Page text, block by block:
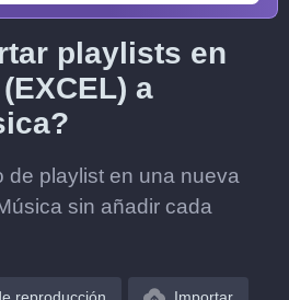
playlists en
a
de playlist en una nueva
sin añadir cada